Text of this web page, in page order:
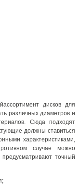
дисков для
различных диаметров и
Сюда подходят
должны ставиться
характеристиками,
случае можно
предусматривают точный